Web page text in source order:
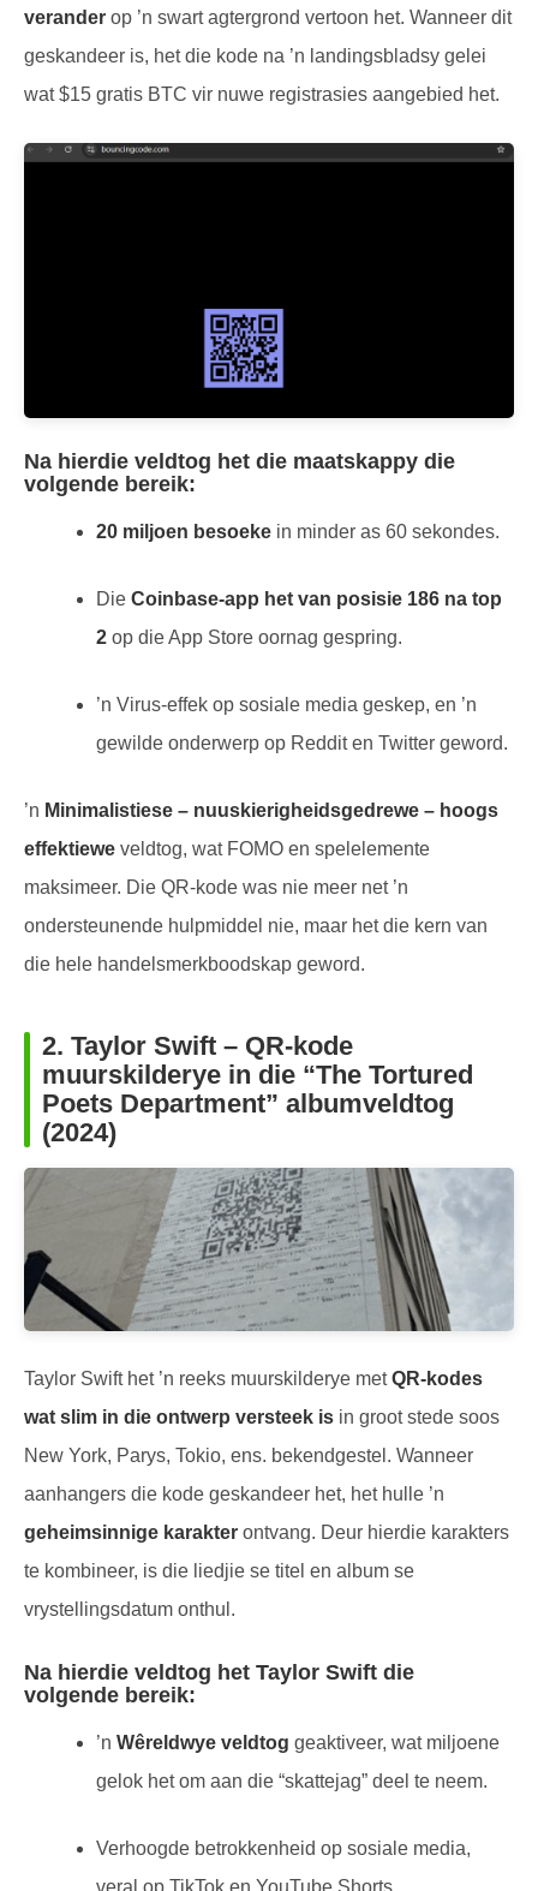
verander op ’n swart agtergrond vertoon het. Wanneer dit
geskandeer is, het die kode na ’n landingsbladsy gelei
wat $15 gratis BTC vir nuwe registrasies aangebied het.
Na hierdie veldtog het die maatskappy die
volgende bereik:
20 miljoen besoeke in minder as 60 sekondes.
Die Coinbase-app het van posisie 186 na top
2 op die App Store oornag gespring.
’n Virus-effek op sosiale media geskep, en ’n
gewilde onderwerp op Reddit en Twitter geword.
’n Minimalistiese – nuuskierigheidsgedrewe – hoogs
effektiewe veldtog, wat FOMO en spelelemente
maksimeer. Die QR-kode was nie meer net ’n
ondersteunende hulpmiddel nie, maar het die kern van
die hele handelsmerkboodskap geword.
2. Taylor Swift – QR-kode
muurskilderye in die “The Tortured
Poets Department” albumveldtog
(2024)
Taylor Swift het ’n reeks muurskilderye metQR-kodes
wat slim in die ontwerp versteek is in groot stede soos
New York, Parys, Tokio, ens. bekendgestel. Wanneer
aanhangers die kode geskandeer het, het hulle ’n
geheimsinnige karakter ontvang. Deur hierdie karakters
te kombineer, is die liedjie se titel en album se
vrystellingsdatum onthul.
Na hierdie veldtog het Taylor Swift die
volgende bereik:
’n Wêreldwye veldtog geaktiveer, wat miljoene
gelok het om aan die “skattejag” deel te neem.
Verhoogde betrokkenheid op sosiale media,